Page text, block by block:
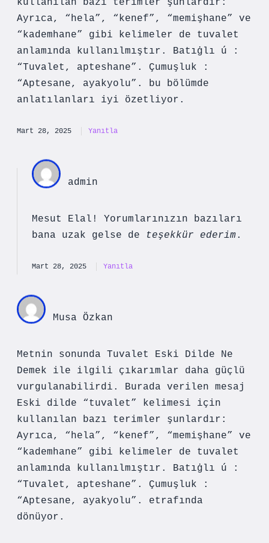
kullanılan bazı terimler şunlardır:
Ayrıca, “hela”, “kenef”, “memişhane” ve
“kademhane” gibi kelimeler de tuvalet
anlamında kullanılmıştır. Batıġlı ú :
“Tuvalet, apteshane”. Çumuşluk :
“Aptesane, ayakyolu”. bu bölümde
anlatılanları iyi özetliyor.
Mart 28, 2025 Yanıtla
admin
Mesut Elal! Yorumlarınızın bazıları
bana uzak gelse de
teşekkür ederim.
Mart 28, 2025 Yanıtla
Musa Özkan
Metnin sonunda Tuvalet Eski Dilde Ne
Demek ile ilgili çıkarımlar daha güçlü
vurgulanabilirdi. Burada verilen mesaj
Eski dilde “tuvalet” kelimesi için
kullanılan bazı terimler şunlardır:
Ayrıca, “hela”, “kenef”, “memişhane” ve
“kademhane” gibi kelimeler de tuvalet
anlamında kullanılmıştır. Batıġlı ú :
“Tuvalet, apteshane”. Çumuşluk :
“Aptesane, ayakyolu”. etrafında
dönüyor.